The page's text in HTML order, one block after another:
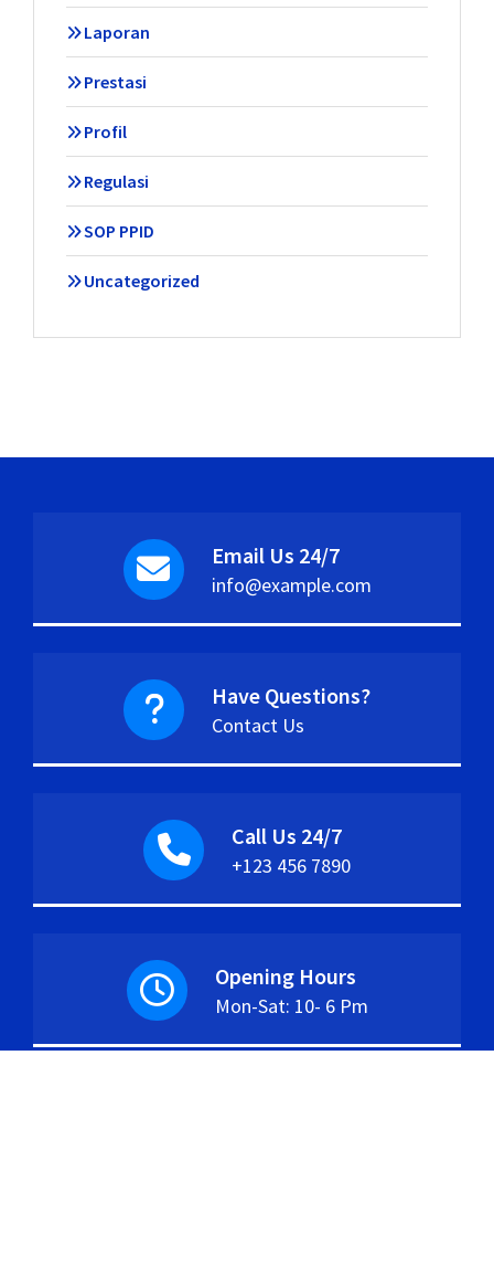
Laporan
Prestasi
Profil
Regulasi
SOP PPID
Uncategorized
Email Us 24/7
info@example.com
Have Questions?
Contact Us
Call Us 24/7
+123 456 7890
Opening Hours
Mon-Sat: 10- 6 Pm